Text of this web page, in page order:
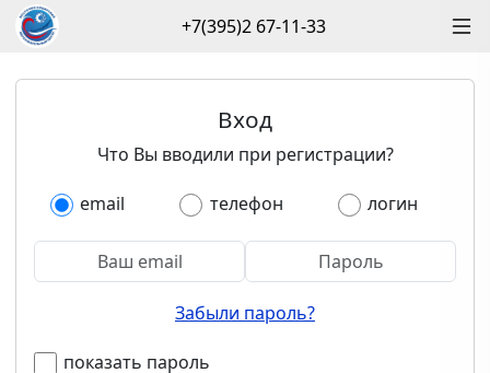
Вход
Что Вы вводили при регистрации?
email телефон логин
Забыли пароль?
показать пароль
+7(395)2 67-11-33